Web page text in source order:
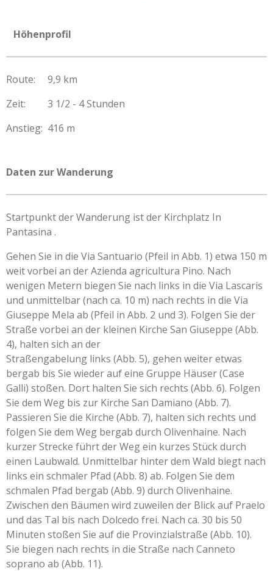
Höhenprofil
Route: 9,9 km
Zeit: 3 1/2 - 4 Stunden
Anstieg: 416 m
Daten zur Wanderung
Startpunkt der Wanderung ist der Kirchplatz In
Pantasina .
Gehen Sie in die Via Santuario (Pfeil in Abb. 1) etwa 150 m
weit vorbei an der Azienda agricultura Pino. Nach
wenigen Metern biegen Sie nach links in die Via Lascaris
und unmittelbar (nach ca. 10 m) nach rechts in die Via
Giuseppe Mela ab (Pfeil in Abb. 2 und 3). Folgen Sie der
Straße vorbei an der kleinen Kirche San Giuseppe (Abb.
4), halten sich an der
Straßengabelung links (Abb. 5), gehen weiter etwas
bergab bis Sie wieder auf eine Gruppe Häuser (Case
Galli) stoßen. Dort halten Sie sich rechts (Abb. 6). Folgen
Sie dem Weg bis zur Kirche San Damiano (Abb. 7).
Passieren Sie die Kirche (Abb. 7), halten sich rechts und
folgen Sie dem Weg bergab durch Olivenhaine. Nach
kurzer Strecke führt der Weg ein kurzes Stück durch
einen Laubwald. Unmittelbar hinter dem Wald biegt nach
links ein schmaler Pfad (Abb. 8) ab. Folgen Sie dem
schmalen Pfad bergab (Abb. 9) durch Olivenhaine.
Zwischen den Bäumen wird zuweilen der Blick auf Praelo
und das Tal bis nach Dolcedo frei. Nach ca. 30 bis 50
Minuten stoßen Sie auf die Provinzialstraße (Abb. 10).
Sie biegen nach rechts in die Straße nach Canneto
soprano ab (Abb. 11).